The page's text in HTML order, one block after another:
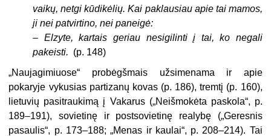
vaikų, netgi kūdikėlių. Kai paklausiau apie tai mamos,
ji nei patvirtino, nei paneigė:
– Elzyte, kartais geriau nesigilinti į tai, ko negali
pakeisti. (p. 148)
„Naujagimiuose“ probėgšmais užsimenama ir apie
pokaryje vykusias partizanų kovas (p. 186), tremtį (p. 160),
lietuvių pasitraukimą į Vakarus („Neišmokėta paskola“, p.
189–191), sovietinę ir postsovietinę realybę („Geresnis
pasaulis“, p. 173–188; „Menas ir kaulai“, p. 208–214). Tai